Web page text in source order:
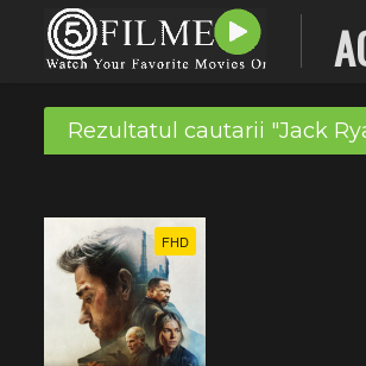
Rezultatul cautarii "Jack
FHD